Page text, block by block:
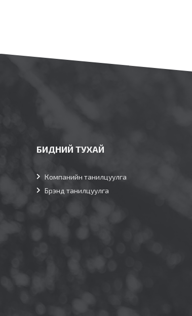
БИДНИЙ ТУХАЙ
Компанийн танилцуулга
Брэнд танилцуулга